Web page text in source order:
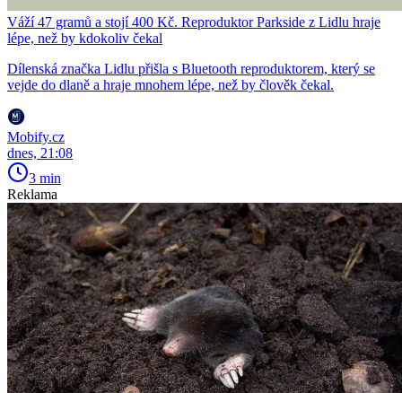
Váží 47 gramů a stojí 400 Kč. Reproduktor Parkside z Lidlu hraje
lépe, než by kdokoliv čekal
Dílenská značka Lidlu přišla s Bluetooth reproduktorem, který se
vejde do dlaně a hraje mnohem lépe, než by člověk čekal.
Mobify.cz
dnes, 21:08
3 min
Reklama